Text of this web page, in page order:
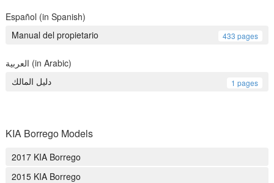
Español (in Spanish)
Manual del propietario
433 pages
العربية (in Arabic)
دليل المالك
1 pages
KIA Borrego Models
2017 KIA Borrego
2015 KIA Borrego